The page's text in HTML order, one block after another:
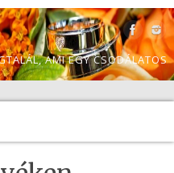
AMI EGY CSODÁLATOS